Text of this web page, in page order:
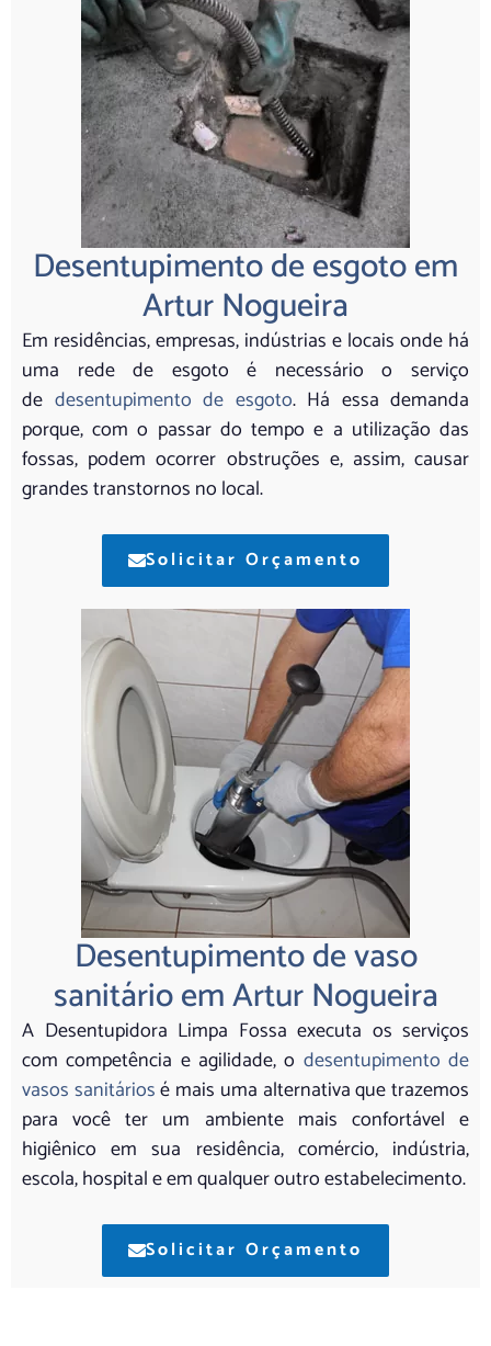
Desentupimento de esgoto em
Artur Nogueira
Em residências, empresas, indústrias e locais onde há
uma rede de esgoto é necessário o serviço
de desentupimento de esgoto. Há essa demanda
porque, com o passar do tempo e a utilização das
fossas, podem ocorrer obstruções e, assim, causar
grandes transtornos no local.
Solicitar Orçamento
Desentupimento de vaso
sanitário em Artur Nogueira
A Desentupidora Limpa Fossa executa os serviços
com competência e agilidade, o desentupimento de
vasos sanitáriosé mais uma alternativa que trazemos
para você ter um ambiente mais confortável e
higiênico em sua residência, comércio, indústria,
escola, hospital e em qualquer outro estabelecimento.
Solicitar Orçamento